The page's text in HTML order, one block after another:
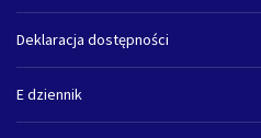
Deklaracja dostępności
E dziennik